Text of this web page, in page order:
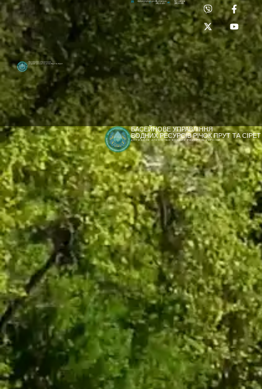
[newyear_garland]
Басейнове управління
водних ресурсів річок Прут та Сірет
Лабораторія:
(0372) 53-92-00
dpbuvr@dpbuvr.gov.uaПриймальня:
(0372) 51-14-56
БАСЕЙНОВЕ УПРАВЛІННЯ
ВОДНИХ РЕСУРСІВ РІЧОК ПРУТ ТА СІРЕТ
ДЕРЖАВНЕ АГЕНТСТВО ВОДНИХ РЕСУРСІВ УКРАЇНИ